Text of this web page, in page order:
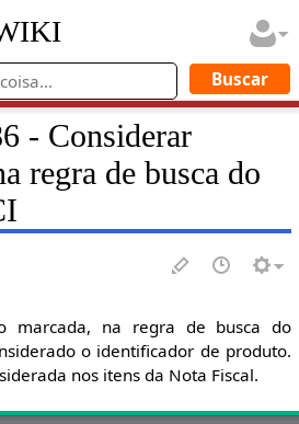
- Considerar
regra de busca do
marcada, na regra de busca do
o identificador de produto.
nos itens da Nota Fiscal.